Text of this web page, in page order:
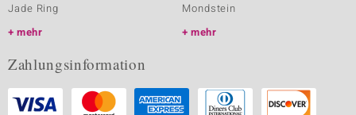
Jade Ring
mehr
Mondstein
mehr
Zahlungsinformation